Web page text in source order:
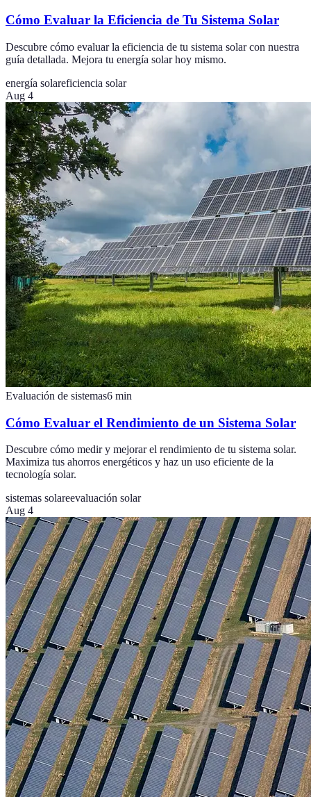
Cómo Evaluar la Eficiencia de Tu Sistema Solar
Descubre cómo evaluar la eficiencia de tu sistema solar con nuestra
guía detallada. Mejora tu energía solar hoy mismo.
energía solareficiencia solar
Aug 4
Evaluación de sistemas6 min
Cómo Evaluar el Rendimiento de un Sistema Solar
Descubre cómo medir y mejorar el rendimiento de tu sistema solar.
Maximiza tus ahorros energéticos y haz un uso eficiente de la
tecnología solar.
sistemas solareevaluación solar
Aug 4